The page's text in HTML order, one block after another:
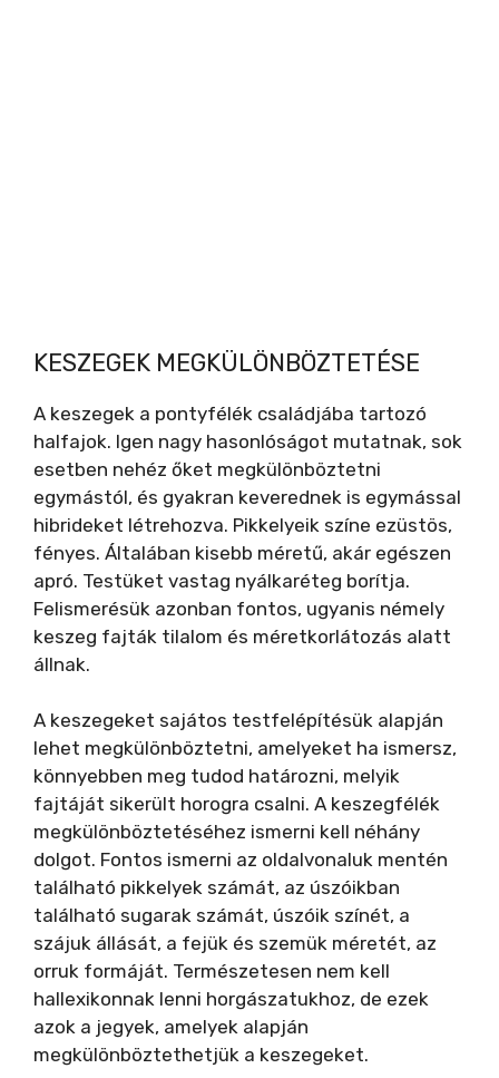
KESZEGEK MEGKÜLÖNBÖZTETÉSE
A keszegek a pontyfélék családjába tartozó
halfajok. Igen nagy hasonlóságot mutatnak, sok
esetben nehéz őket megkülönböztetni
egymástól, és gyakran keverednek is egymással
hibrideket létrehozva. Pikkelyeik színe ezüstös,
fényes. Általában kisebb méretű, akár egészen
apró. Testüket vastag nyálkaréteg borítja.
Felismerésük azonban fontos, ugyanis némely
keszeg fajták tilalom és méretkorlátozás alatt
állnak.
A keszegeket sajátos testfelépítésük alapján
lehet megkülönböztetni, amelyeket ha ismersz,
könnyebben meg tudod határozni, melyik
fajtáját sikerült horogra csalni. A keszegfélék
megkülönböztetéséhez ismerni kell néhány
dolgot. Fontos ismerni az oldalvonaluk mentén
található pikkelyek számát, az úszóikban
található sugarak számát, úszóik színét, a
szájuk állását, a fejük és szemük méretét, az
orruk formáját. Természetesen nem kell
hallexikonnak lenni horgászatukhoz, de ezek
azok a jegyek, amelyek alapján
megkülönböztethetjük a keszegeket.